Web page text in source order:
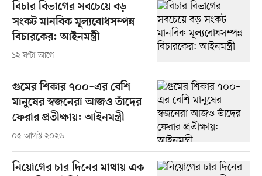
বিচার বিভাগের সবচেয়ে বড়
সংকট মানবিক মূল্যবোধসম্পন্ন
বিচারকের: আইনমন্ত্রী
১২ ঘণ্টা আগে
গুমের শিকার ৭০০–এর বেশি
মানুষের স্বজনেরা আজও তাঁদের
ফেরার প্রতীক্ষায়: আইনমন্ত্রী
০৫ আগস্ট ২০২৬
নিয়োগের চার দিনের মাথায় এক